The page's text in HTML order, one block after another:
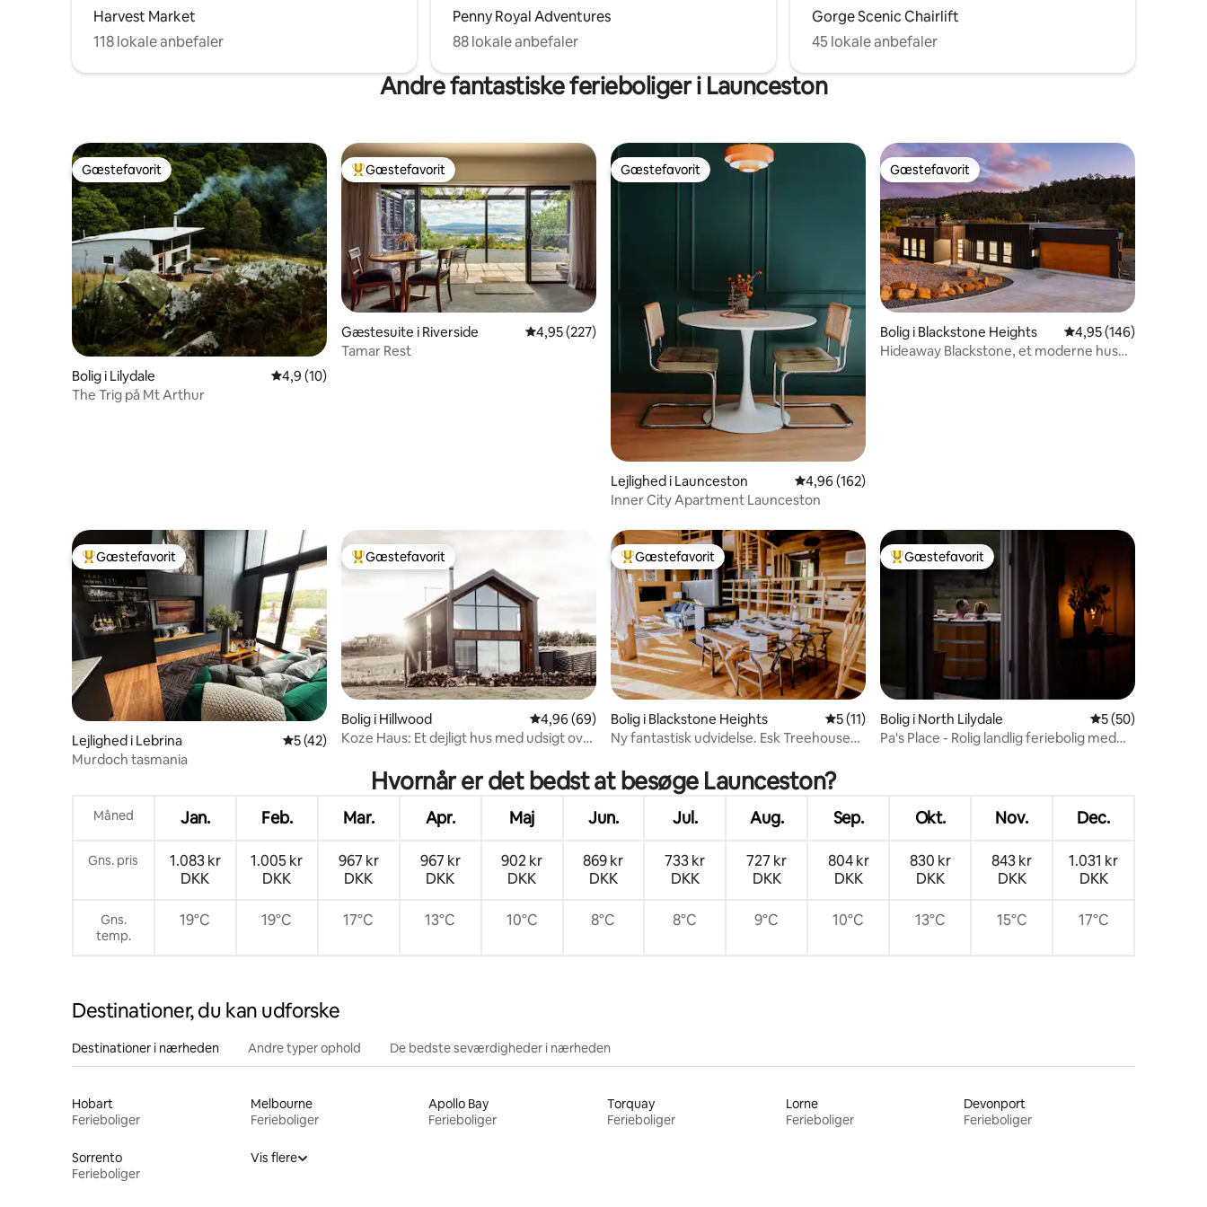
Harvest Market
118 lokale anbefaler
Penny Royal Adventures
88 lokale anbefaler
Gorge Scenic Chairlift
45 lokale anbefaler
Andre fantastiske ferieboliger i Launceston
Gæstefavorit
Gæstefavorit
Bolig i Lilydale 4,9 ud af 5 i gennemsnitlig bedømmelse, 10 omtaler
4,9 (10)
The Trig på Mt Arthur
Bedste gæstefavorit
Gæstefavorit
Gæstesuite i Riverside 4,95 ud af 5 i gennemsnitlig bedømmelse, 227 omtaler
4,95 (227)
Tamar Rest
Gæstefavorit
Gæstefavorit
Lejlighed i Launceston 4,96 ud af 5 i gennemsnitlig bedømmelse, 162 omtaler
4,96 (162)
Inner City Apartment Launceston
Gæstefavorit
Gæstefavorit
Bolig i Blackstone Heights 4,95 ud af 5 i
4,95 (146)
Hideaway Blackstone, et moderne hus
Bedste gæstefavorit
Gæstefavorit
Lejlighed i Lebrina 5 ud af 5 i gennemsnitlig bedømmelse, 42 omtaler
5 (42)
Murdoch tasmania
Bedste gæstefavorit
Gæstefavorit
Bolig i Hillwood 4,96 ud af 5 i gennemsnitlig bedømmelse, 69 omtaler
4,96 (69)
Koze Haus: Et dejligt hus med udsigt over
Bedste gæstefavorit
Gæstefavorit
Bolig i Blackstone Heights 5 ud af 5 i gennemsnitlig bedømmelse, 11 omtaler
5 (11)
Ny fantastisk udvidelse. Esk Treehouse
Bedste gæstefavorit
Gæstefavorit
Bolig i North Lilydale 5 ud af 5 i
5 (50)
Pa's Place - Rolig landlig feriebolig med
Hvornår er det bedst at besøge Launceston?
Måned Jan. Feb. Mar. Apr. Maj Jun. Jul. Aug. Sep. Okt. Nov. Dec.
Gns. pris
1.083 kr
DKK
1.005 kr
DKK
967 kr
DKK
967 kr
DKK
902 kr
DKK
869 kr
DKK
733 kr
DKK
727 kr
DKK
804 kr
DKK
830 kr
DKK
843 kr
DKK
1.031 kr
DKK
Gns.
temp.
19°C 19°C 17°C 13°C 10°C 8°C 8°C 9°C 10°C 13°C 15°C 17°C
Destinationer, du kan udforske
Destinationer i nærheden Andre typer ophold De bedste seværdigheder i nærheden
Hobart
Ferieboliger
Melbourne
Ferieboliger
Apollo Bay
Ferieboliger
Torquay
Ferieboliger
Lorne
Ferieboliger
Devonport
Ferieboliger
Sorrento
Ferieboliger
Vis flere